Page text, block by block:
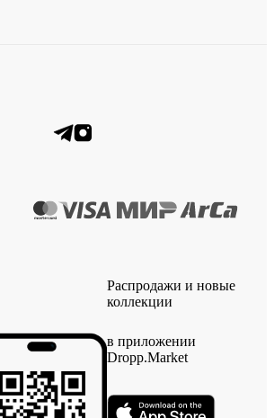
Распродажи и новые
коллекции
в приложении
Dropp.Market